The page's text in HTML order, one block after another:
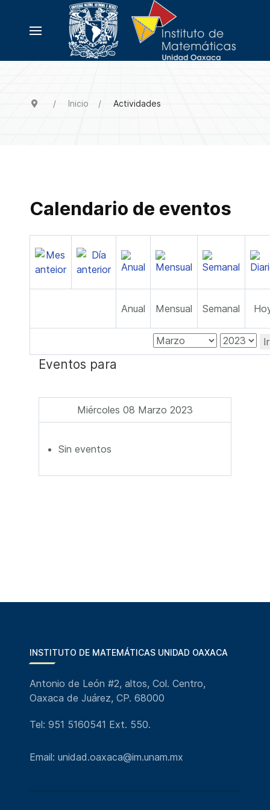
Inicio Actividades
Calendario de eventos
Anual Mensual Semanal
Eventos para
Miércoles 08 Marzo 2023
Sin eventos
INSTITUTO DE MATEMÁTICAS UNIDAD OAXACA
Antonio de León #2, altos, Col. Centro,
Oaxaca de Juárez, CP. 68000
Tel: 951 5160541 Ext. 550.
Email: unidad.oaxaca@im.unam.mx